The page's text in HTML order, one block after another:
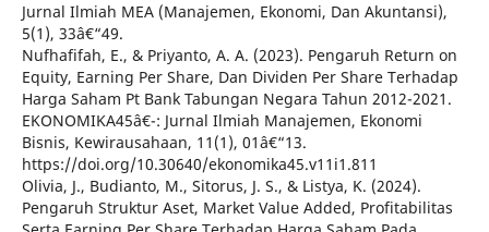
Jurnal Ilmiah MEA (Manajemen, Ekonomi, Dan Akuntansi),
5(1), 33â€“49.
Nufhafifah, E., & Priyanto, A. A. (2023). Pengaruh Return on
Equity, Earning Per Share, Dan Dividen Per Share Terhadap
Harga Saham Pt Bank Tabungan Negara Tahun 2012-2021.
EKONOMIKA45â€¯: Jurnal Ilmiah Manajemen, Ekonomi
Bisnis, Kewirausahaan, 11(1), 01â€“13.
https://doi.org/10.30640/ekonomika45.v11i1.811
Olivia, J., Budianto, M., Sitorus, J. S., & Listya, K. (2024).
Pengaruh Struktur Aset, Market Value Added, Profitabilitas